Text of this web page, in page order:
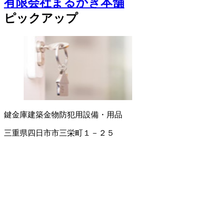
ピックアップ
鍵金庫建築金物防犯用設備・用品
三重県四日市市三栄町１－２５